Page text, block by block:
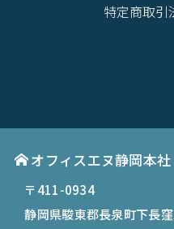
特定商取引
オフィスエヌ静岡本社
〒411-0934
静岡県駿東郡長泉町下長